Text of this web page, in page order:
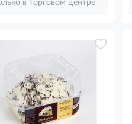
в торговом центре